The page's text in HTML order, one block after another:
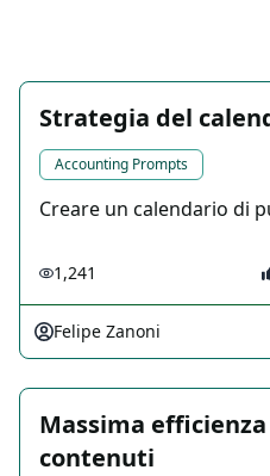
Strategia del
Accounting Prompts
Creare un calendario di
1,241
Felipe Zanoni
Massima
contenuti